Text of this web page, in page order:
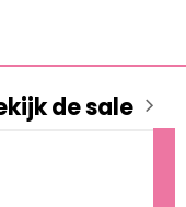
de sale